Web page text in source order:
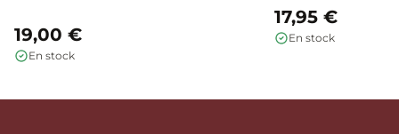
19,00 €
En stock
17,95 €
En stock